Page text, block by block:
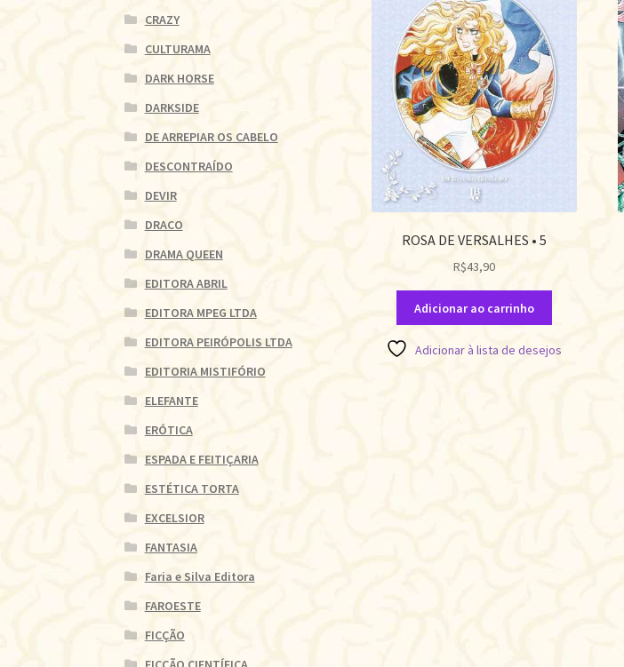
ROSA DE VERSALHES • 5
R$43,90
Adicionar ao carrinho
Adicionar à lista de desejos
CRAZY
CULTURAMA
DARK HORSE
DARKSIDE
DE ARREPIAR OS CABELO
DESCONTRAÍDO
DEVIR
DRACO
DRAMA QUEEN
EDITORA ABRIL
EDITORA MPEG LTDA
EDITORA PEIRÓPOLIS LTDA
EDITORIA MISTIFÓRIO
ELEFANTE
ERÓTICA
ESPADA E FEITIÇARIA
ESTÉTICA TORTA
EXCELSIOR
FANTASIA
Faria e Silva Editora
FAROESTE
FICÇÃO